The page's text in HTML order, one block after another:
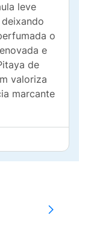
leve
o
e
de
valoriza
marcante